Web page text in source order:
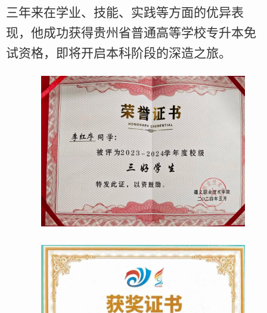
三年来在学业、技能、实践等方面的优异表
现，他成功获得贵州省普通高等学校专升本免
试资格，即将开启本科阶段的深造之旅。